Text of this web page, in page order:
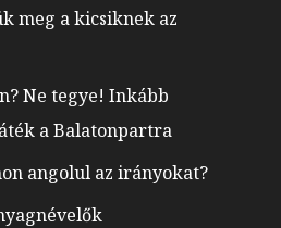
meg a kicsiknek az
Ne tegye! Inkább
a Balatonpartra
angolul az irányokat?